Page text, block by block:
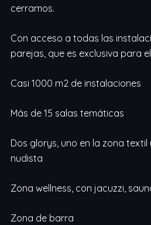
cerramos.
Con acceso a todas las
parejas, que es exclusiva para
Casi 1000 m2 de instalaciones
Más de 15 salas temáticas
Dos glorys, uno en la zona textil
nudista
Zona wellness, con jacuzzi,
Zona de barra